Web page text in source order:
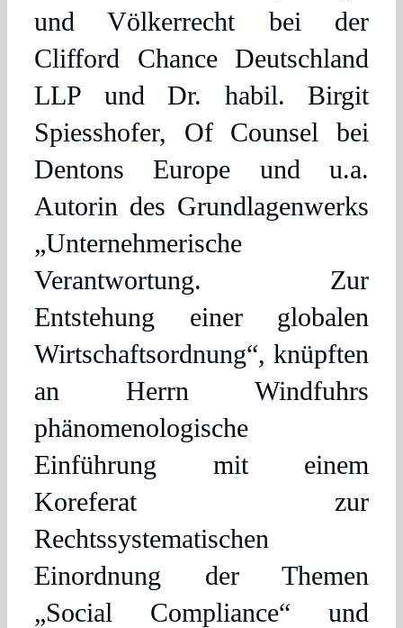
und Völkerrecht bei der
Clifford Chance Deutschland
LLP und Dr. habil. Birgit
Spiesshofer, Of Counsel bei
Dentons Europe und u.a.
Autorin des Grundlagenwerks
„Unternehmerische
Verantwortung. Zur
Entstehung einer globalen
Wirtschaftsordnung“, knüpften
an Herrn Windfuhrs
phänomenologische
Einführung mit einem
Koreferat zur
Rechtssystematischen
Einordnung der Themen
„Social Compliance“ und